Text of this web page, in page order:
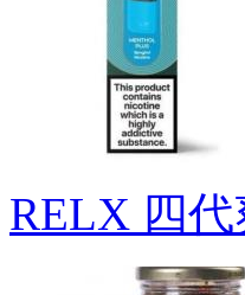
RELX 四